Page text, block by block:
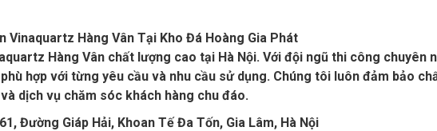
Vinaquartz Hàng Vân Tại Kho Đá Hoàng Gia Phát
Hàng Vân chất lượng cao tại Hà Nội. Với đội ngũ thi công chuyên
hợp với từng yêu cầu và nhu cầu sử dụng. Chúng tôi luôn đảm bảo
dịch vụ chăm sóc khách hàng chu đáo.
Đường Giáp Hải, Khoan Tế Đa Tốn, Gia Lâm, Hà Nội